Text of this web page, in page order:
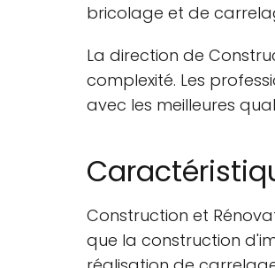
bricolage et de
La direction de
complexité. Les
avec les meilleures
Construction et
que la construction